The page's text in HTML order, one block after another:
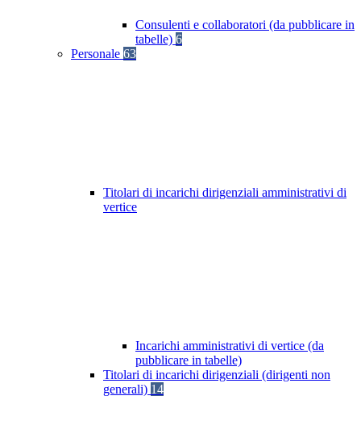
Consulenti e collaboratori (da pubblicare in
tabelle) 6
Personale 63
Titolari di incarichi dirigenziali amministrativi di
vertice
Incarichi amministrativi di vertice (da
pubblicare in tabelle)
Titolari di incarichi dirigenziali (dirigenti non
generali) 14